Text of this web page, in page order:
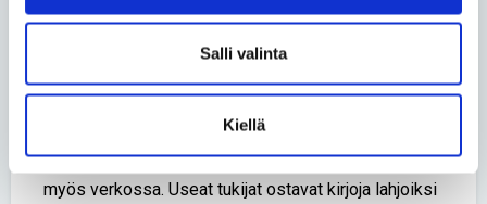
Salli valinta
Kiellä
Invalidiliiton varainhankinnan suunnittelija ja kirjan
toimittajana toiminutElina Laksosanoo.
on maaliskuun loppuun asti Invalidiliiton
puhelinmyynnin ykköstuote, ja sitä markkinoidaan
myös verkossa. Useat tukijat ostavat kirjoja lahjoiksi